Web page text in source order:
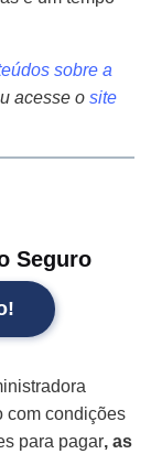
sobre a
acesse o site
Seguro
com condições
para pagar, as